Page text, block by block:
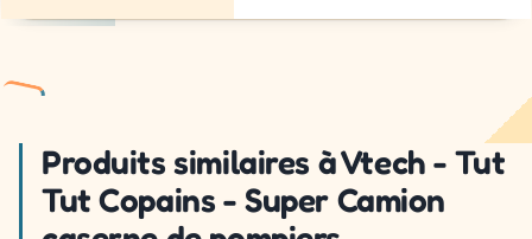
Produits similaires à Vtech - Tut
Tut Copains - Super Camion